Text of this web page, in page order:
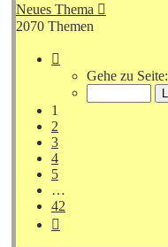
Neues Thema
2070 Themen
von
Gehe zu Seite:
1
2
3
4
5
…
42